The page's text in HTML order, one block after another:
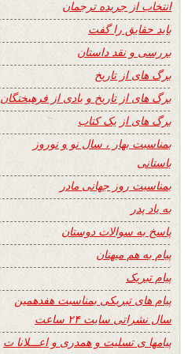
انتخاب از جریده ترجمان
باید حقایق را گفت
بررسی و نقد داستان
برگ های از تاریخ
برگ های از تاریخ و یادی از فرهیختگان
برگ های از یک کتاب
بمناسبت بهار ، سال نو و نوروز
باستانی
بمناسبت روز جهانی مادر
به یاد پدر
پاسخ به سوالات دوستان
پیام به هم میهنان
پیام تبریک
پیام های تبریکی بمناسبت هفدهمین
سال نشراتی سایت ۲۴ ساعت
پیامها ی تسلیت و همدری و اعـــلانا ت